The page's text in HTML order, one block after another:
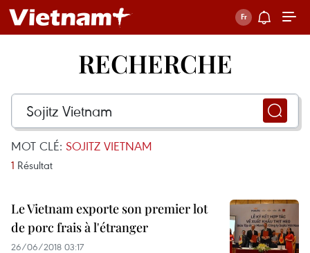
RECHERCHE
MOT CLÉ: SOJITZ VIETNAM
1 Résultat
Le Vietnam exporte son premier lot
de porc frais à l'étranger
26/06/2018 03:17